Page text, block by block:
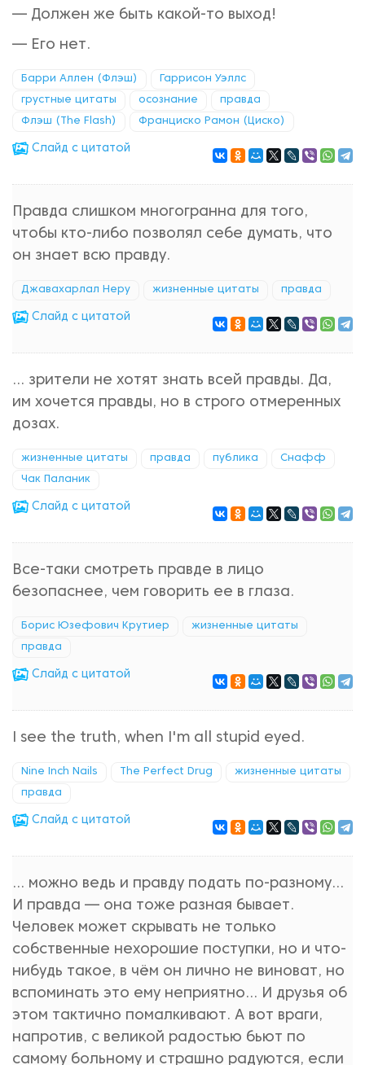
— Должен же быть какой-то выход!
— Его нет.
Барри Аллен (Флэш) Гаррисон Уэллс
грустные цитаты осознание правда
Флэш (The Flash) Франциско Рамон (Циско)
Cлайд с цитатой
Правда слишком многогранна для того,
чтобы кто-либо позволял себе думать, что
он знает всю правду.
Джавахарлал Неру жизненные цитаты правда
Cлайд с цитатой
... зрители не хотят знать всей правды. Да,
им хочется правды, но в строго отмеренных
дозах.
жизненные цитаты правда публика Снафф
Чак Паланик
Cлайд с цитатой
Все-таки смотреть правде в лицо
безопаснее, чем говорить ее в глаза.
Борис Юзефович Крутиер жизненные цитаты
правда
Cлайд с цитатой
I see the truth, when I'm all stupid eyed.
Nine Inch Nails The Perfect Drug жизненные цитаты
правда
Cлайд с цитатой
... можно ведь и правду подать по-разному...
И правда — она тоже разная бывает.
Человек может скрывать не только
собственные нехорошие поступки, но и что-
нибудь такое, в чём он лично не виноват, но
вспоминать это ему неприятно... И друзья об
этом тактично помалкивают. А вот враги,
напротив, с великой радостью бьют по
самому больному и страшно радуются, если